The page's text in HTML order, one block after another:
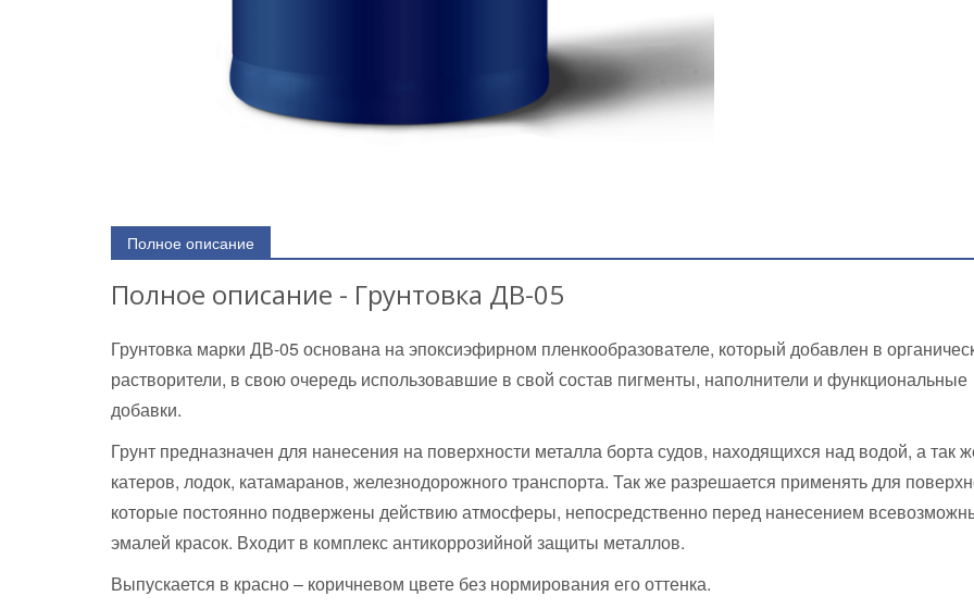
Полное описание
Полное описание - Грунтовка ДВ-05
Грунтовка марки ДВ-05 основана на эпоксиэфирном пленкообразователе, который добавлен в
растворители, в свою очередь использовавшие в свой состав пигменты, наполнители и функциональные
добавки.
Грунт предназначен для нанесения на поверхности металла борта судов, находящихся над водой, а так
катеров, лодок, катамаранов, железнодорожного транспорта. Так же разрешается применять для
которые постоянно подвержены действию атмосферы, непосредственно перед нанесением
эмалей красок. Входит в комплекс антикоррозийной защиты металлов.
Выпускается в красно – коричневом цвете без нормирования его оттенка.